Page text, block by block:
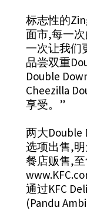
标志性的
面市,每一
一次让我们
品尝双重
Double
Cheezilla
享受。”
两大Double
选项出售,
餐店贩售,
通过KFC
(Pandu